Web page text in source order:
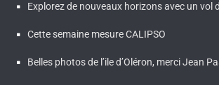
Explorez de nouveaux horizons avec un vol
Cette semaine mesure CALIPSO
Belles photos de l’ile d’Oléron, merci Jean